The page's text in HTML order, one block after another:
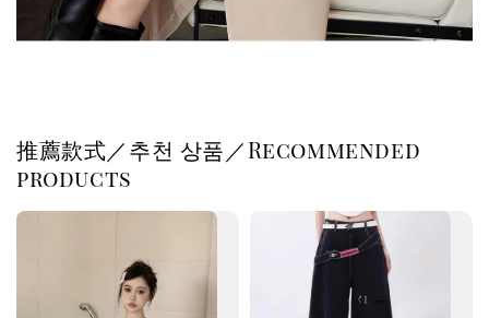
推薦款式／추천 상품／Recommended
products